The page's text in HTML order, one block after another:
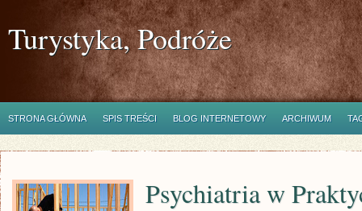
Turystyka, Podróże
STRONA GŁÓWNA SPIS TREŚCI BLOG INTERNETOWY ARCHIWUM
Psychiatria w